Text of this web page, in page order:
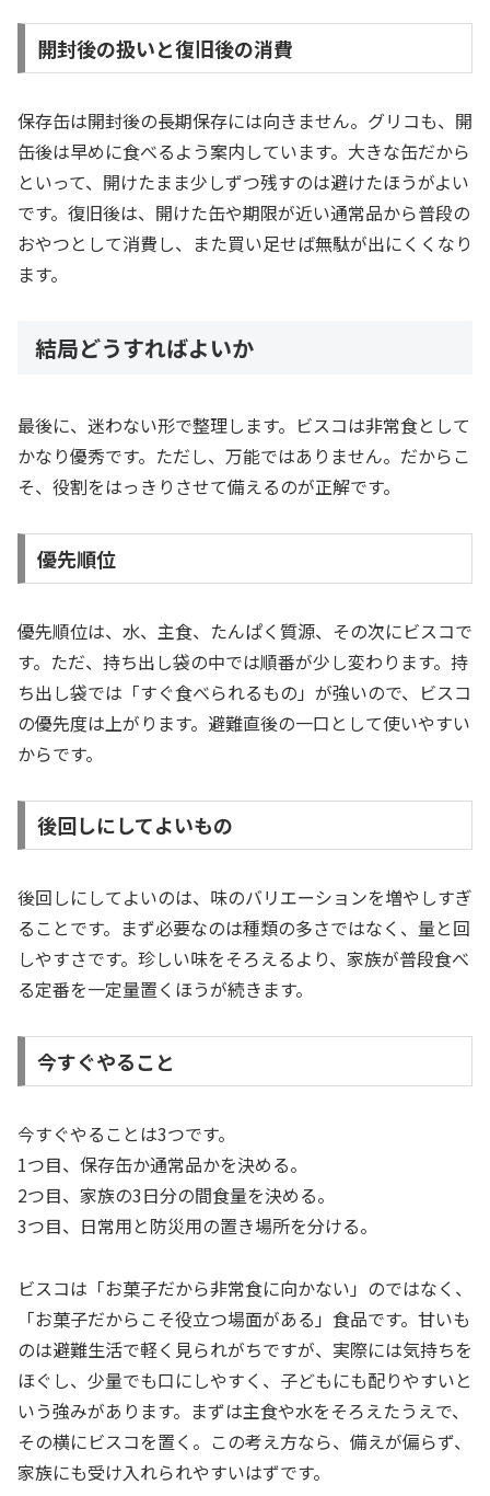
開封後の扱いと復旧後の消費
保存缶は開封後の長期保存には向きません。グリコも、開
缶後は早めに食べるよう案内しています。大きな缶だから
といって、開けたまま少しずつ残すのは避けたほうがよい
です。復旧後は、開けた缶や期限が近い通常品から普段の
おやつとして消費し、また買い足せば無駄が出にくくなり
ます。
結局どうすればよいか
最後に、迷わない形で整理します。ビスコは非常食として
かなり優秀です。ただし、万能ではありません。だからこ
そ、役割をはっきりさせて備えるのが正解です。
優先順位
優先順位は、水、主食、たんぱく質源、その次にビスコで
す。ただ、持ち出し袋の中では順番が少し変わります。持
ち出し袋では「すぐ食べられるもの」が強いので、ビスコ
の優先度は上がります。避難直後の一口として使いやすい
からです。
後回しにしてよいもの
後回しにしてよいのは、味のバリエーションを増やしすぎ
ることです。まず必要なのは種類の多さではなく、量と回
しやすさです。珍しい味をそろえるより、家族が普段食べ
る定番を一定量置くほうが続きます。
今すぐやること
今すぐやることは3つです。
1つ目、保存缶か通常品かを決める。
2つ目、家族の3日分の間食量を決める。
3つ目、日常用と防災用の置き場所を分ける。
ビスコは「お菓子だから非常食に向かない」のではなく、
「お菓子だからこそ役立つ場面がある」食品です。甘いも
のは避難生活で軽く見られがちですが、実際には気持ちを
ほぐし、少量でも口にしやすく、子どもにも配りやすいと
いう強みがあります。まずは主食や水をそろえたうえで、
その横にビスコを置く。この考え方なら、備えが偏らず、
家族にも受け入れられやすいはずです。